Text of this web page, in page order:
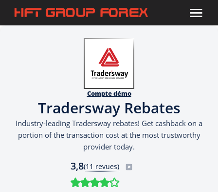
Compte démo
Tradersway Rebates
Industry-leading Tradersway rebates! Get cashback on a
portion of the transaction cost at the most trustworthy
provider today.
3,8(11 revues)